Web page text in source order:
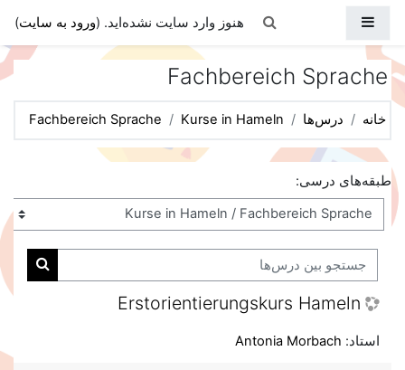
Toggle search input
هنوز وارد سایت نشده‌اید. (ورود به سایت)
Fachbereich Sprache
خانه درس‌ها Kurse in Hameln
Fachbereich Sprache
طبقه‌های درسی:
جستجو
Erstorientierungskurs Hameln
استاد: Antonia Morbach